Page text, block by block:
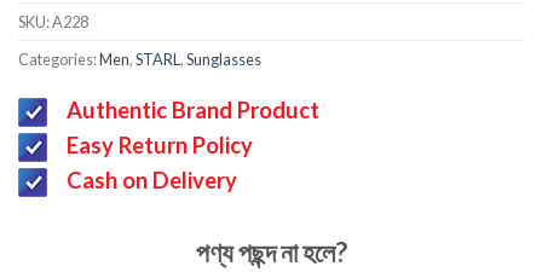
SKU:A228
Categories:Men,STARL ,Sunglasses
Authentic Brand Product
Easy Return Policy
Cash on Delivery
পণ্য পছন্দ না হলে?